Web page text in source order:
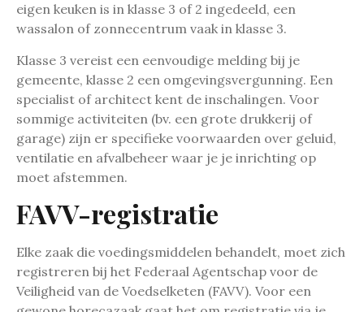
eigen keuken is in klasse 3 of 2 ingedeeld, een
wassalon of zonnecentrum vaak in klasse 3.
Klasse 3 vereist een eenvoudige melding bij je
gemeente, klasse 2 een omgevingsvergunning. Een
specialist of architect kent de inschalingen. Voor
sommige activiteiten (bv. een grote drukkerij of
garage) zijn er specifieke voorwaarden over geluid,
ventilatie en afvalbeheer waar je je inrichting op
moet afstemmen.
FAVV-registratie
Elke zaak die voedingsmiddelen behandelt, moet zich
registreren bij het Federaal Agentschap voor de
Veiligheid van de Voedselketen (FAVV). Voor een